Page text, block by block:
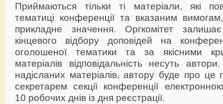
Приймаються тільки ті матеріали, які
тематиці конференції та вказаним
прикладне значення. Оргкомітет
кінцевого відбору доповідей на
оголошеної тематики та за якісними
матеріалів відповідальність несуть
надісланих матеріалів, автору буде про це
секретарем секції конференції
10 робочих днів із дня реєстрації.